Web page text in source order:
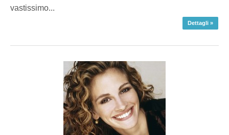
vastissimo...
Dettagli »